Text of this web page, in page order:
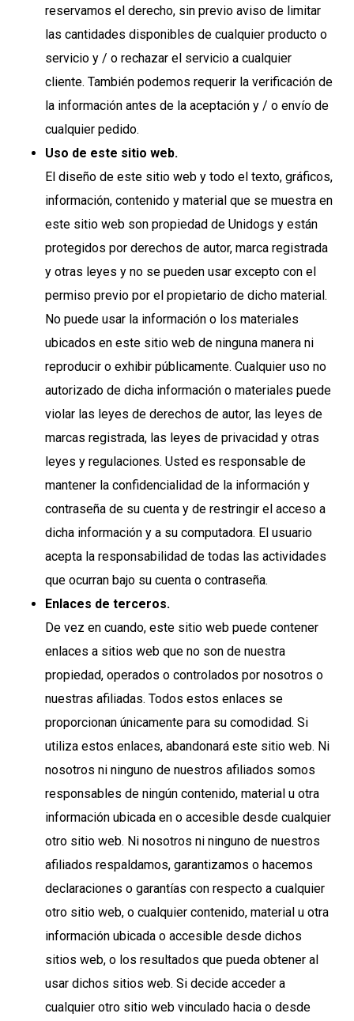
reservamos el derecho, sin previo aviso de limitar
las cantidades disponibles de cualquier producto o
servicio y / o rechazar el servicio a cualquier
cliente. También podemos requerir la verificación de
la información antes de la aceptación y / o envío de
cualquier pedido.
Uso de este sitio web.
El diseño de este sitio web y todo el texto, gráficos,
información, contenido y material que se muestra en
este sitio web son propiedad de Unidogs y están
protegidos por derechos de autor, marca registrada
y otras leyes y no se pueden usar excepto con el
permiso previo por el propietario de dicho material.
No puede usar la información o los materiales
ubicados en este sitio web de ninguna manera ni
reproducir o exhibir públicamente. Cualquier uso no
autorizado de dicha información o materiales puede
violar las leyes de derechos de autor, las leyes de
marcas registrada, las leyes de privacidad y otras
leyes y regulaciones. Usted es responsable de
mantener la confidencialidad de la información y
contraseña de su cuenta y de restringir el acceso a
dicha información y a su computadora. El usuario
acepta la responsabilidad de todas las actividades
que ocurran bajo su cuenta o contraseña.
Enlaces de terceros.
De vez en cuando, este sitio web puede contener
enlaces a sitios web que no son de nuestra
propiedad, operados o controlados por nosotros o
nuestras afiliadas. Todos estos enlaces se
proporcionan únicamente para su comodidad. Si
utiliza estos enlaces, abandonará este sitio web. Ni
nosotros ni ninguno de nuestros afiliados somos
responsables de ningún contenido, material u otra
información ubicada en o accesible desde cualquier
otro sitio web. Ni nosotros ni ninguno de nuestros
afiliados respaldamos, garantizamos o hacemos
declaraciones o garantías con respecto a cualquier
otro sitio web, o cualquier contenido, material u otra
información ubicada o accesible desde dichos
sitios web, o los resultados que pueda obtener al
usar dichos sitios web. Si decide acceder a
cualquier otro sitio web vinculado hacia o desde